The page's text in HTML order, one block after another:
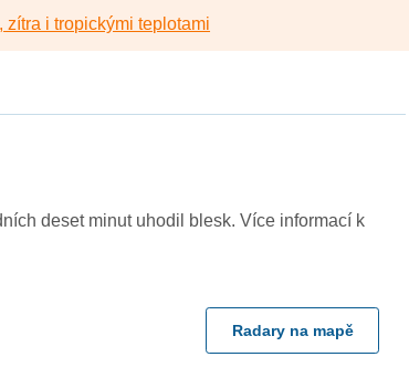
i tropickými teplotami
deset minut uhodil blesk. Více informací k
Radary na mapě